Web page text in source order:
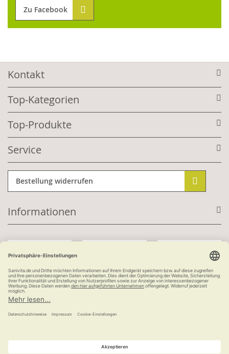
Zu Facebook
Kontakt
Top-Kategorien
Top-Produkte
Service
Bestellung widerrufen
Informationen
Kauf auf Rechnung
versandkostenfrei